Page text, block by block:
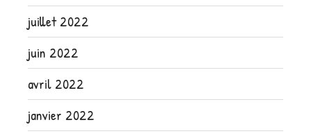
juillet 2022
juin 2022
avril 2022
janvier 2022